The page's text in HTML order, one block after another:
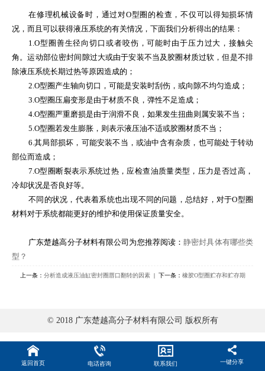
在修理机械设备时，通过对O型圈的检查，不仅可以得知损坏情
况，而且可以获得液压系统的有关情况，下面我们分析得出的结果：
1.O型圈善生径向切口或者咬伤，可能时由于压力过大，接触尖
角。运动部位密封间隙过大或由于安装不当及胶圈材质过软，但是不排
除液压系统长期过热等原因造成的；
2.O型圈产生轴向切口，可能是安装时刮伤，或向隙不均匀造成；
3.O型圈压扁变形是由于材质不良，弹性不足造成；
4.O型圈严重磨损是由于润滑不良，如果发生扭曲则属安装不当；
5.O型圈若发生膨胀，则表示液压油不适或胶圈材质不当；
6.其局部损坏，可能安装不当，或油中含有杂质，也可能处于转动
部位而造成；
7.O型圈断裂表示系统过热，应检查油质量类型，压力是否过高，
冷却状况是否良好等。
不同的状况，代表着系统也出现不同的问题，总结好，对于O型圈
材料对于系统都能更好的维护和使用保证质量安全。
广东楚越高分子材料有限公司为您推荐阅读：静密封具体有哪些类
型？
上一条： 分析造成液压油缸密封圈唇口翻转的因素| 下一条： 橡胶O型圈贮存和贮存期
© 2018 广东楚越高分子材料有限公司 版权所有
返回首页 电话咨询 联系我们 一键分享